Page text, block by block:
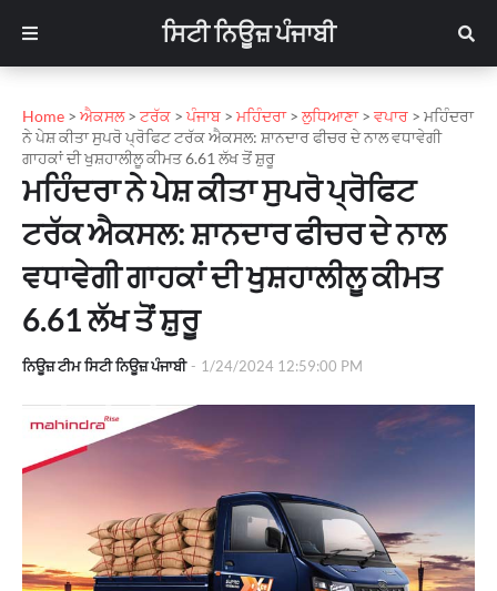
ਸਿਟੀ ਨਿਊਜ਼ ਪੰਜਾਬੀ
Home > ਐਕਸਲ> ਟਰੱਕ > ਪੰਜਾਬ > ਮਹਿੰਦਰਾ>ਲੁਧਿਆਣਾ> ਵਪਾਰ > ਮਹਿੰਦਰਾ
ਨੇ ਪੇਸ਼ ਕੀਤਾ ਸੁਪਰੋ ਪ੍ਰੋਫਿਟ ਟਰੱਕ ਐਕਸਲ: ਸ਼ਾਨਦਾਰ ਫੀਚਰ ਦੇ ਨਾਲ ਵਧਾਵੇਗੀ
ਗਾਹਕਾਂ ਦੀ ਖੁਸ਼ਹਾਲੀਲੂ ਕੀਮਤ 6.61 ਲੱਖ ਤੋਂ ਸ਼ੁਰੂ
ਮਹਿੰਦਰਾ ਨੇ ਪੇਸ਼ ਕੀਤਾ ਸੁਪਰੋ ਪ੍ਰੋਫਿਟ
ਟਰੱਕ ਐਕਸਲ: ਸ਼ਾਨਦਾਰ ਫੀਚਰ ਦੇ ਨਾਲ
ਵਧਾਵੇਗੀ ਗਾਹਕਾਂ ਦੀ ਖੁਸ਼ਹਾਲੀਲੂ ਕੀਮਤ
6.61 ਲੱਖ ਤੋਂ ਸ਼ੁਰੂ
ਨਿਊਜ਼ ਟੀਮ ਸਿਟੀ ਨਿਊਜ਼ ਪੰਜਾਬੀ - 1/24/2024 12:59:00 PM